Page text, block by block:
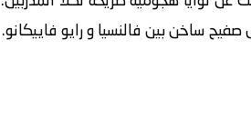
ساخن بين فالنسيا و رايو فاييكانو.